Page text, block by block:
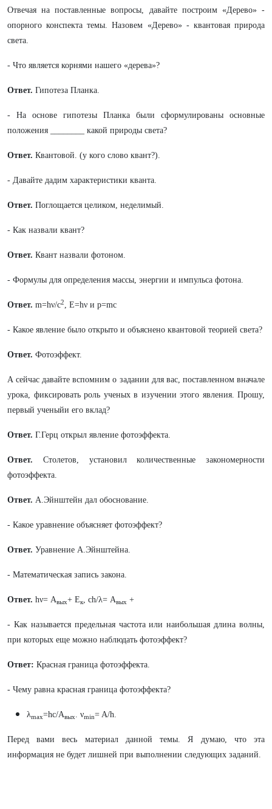
Отвечая на поставленные вопросы, давайте построим «Дерево» -
опорного конспекта темы. Назовем «Дерево» - квантовая природа
света.
- Что является корнями нашего «дерева»?
Ответ. Гипотеза Планка.
- На основе гипотезы Планка были сформулированы основные
положения ________ какой природы света?
Ответ. Квантовой. (у кого слово квант?).
- Давайте дадим характеристики кванта.
Ответ. Поглощается целиком, неделимый.
- Как назвали квант?
Ответ. Квант назвали фотоном.
- Формулы для определения массы, энергии и импульса фотона.
Ответ. m=hν/c2, E=hν и p=mc
- Какое явление было открыто и объяснено квантовой теорией света?
Ответ. Фотоэффект.
А сейчас давайте вспомним о задании для вас, поставленном вначале
урока, фиксировать роль ученых в изучении этого явления. Прошу,
первый ученыйи его вклад?
Ответ. Г.Герц открыл явление фотоэффекта.
Ответ. Столетов, установил количественные закономерности
фотоэффекта.
Ответ. А.Эйнштейн дал обоснование.
- Какое уравнение объясняет фотоэффект?
Ответ. Уравнение А.Эйнштейна.
- Математическая запись закона.
Ответ. hν= Авых+ Ек, ch/λ= Авых +
- Как называется предельная частота или наибольшая длина волны,
при которых еще можно наблюдать фотоэффект?
Ответ: Красная граница фотоэффекта.
- Чему равна красная граница фотоэффекта?
λmax=hc/Aвых. νmin= A/h.
Перед вами весь материал данной темы. Я думаю, что эта
информация не будет лишней при выполнении следующих заданий.